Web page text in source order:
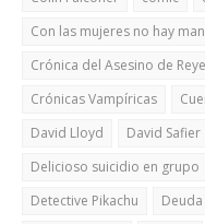
Con las mujeres no hay
Crónica del Asesino de
Crónicas Vampíricas
David Lloyd
David Safier
Delicioso suicidio en grupo
Detective Pikachu